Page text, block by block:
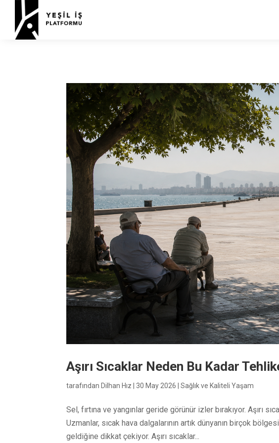
Aşırı Sıcaklar Neden Bu Kadar
tarafından Dilhan Hız 30 May 2026 |Sağlık ve Kaliteli Yaşam
Sel, fırtına ve yangınlar geride görünür izler bırakıyor. Aşırı
Uzmanlar, sıcak hava dalgalarının artık dünyanın birçok
geldiğine dikkat çekiyor. Aşırı sıcaklar...